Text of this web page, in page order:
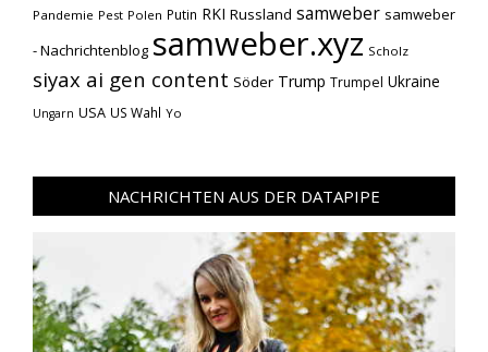
Pandemie Pest Polen Putin RKI Russland samweber samweber
- Nachrichtenblog samweber.xyz Scholz
siyax ai gen content Söder Trump Trumpel Ukraine
Ungarn USA US Wahl Yo
NACHRICHTEN AUS DER DATAPIPE